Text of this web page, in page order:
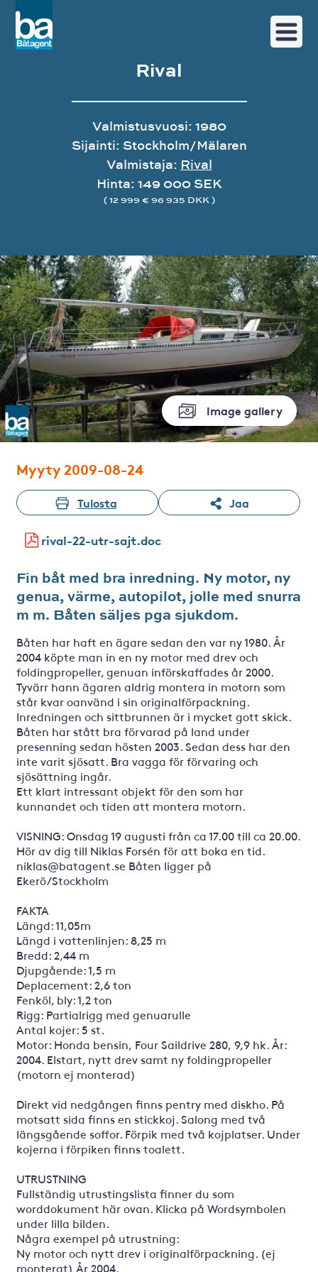
Image gallery
Rival
Valmistusvuosi: 1980
Sijainti: Stockholm/Mälaren
Valmistaja: Rival
Hinta: 149 000 SEK
( 12 999 € 96 935 DKK )
Myyty 2009-08-24
Tulosta Jaa
rival-22-utr-sajt.doc
Fin båt med bra inredning. Ny motor, ny
genua, värme, autopilot, jolle med snurra
m m. Båten säljes pga sjukdom.
Båten har haft en ägare sedan den var ny 1980. År
2004 köpte man in en ny motor med drev och
foldingpropeller, genuan införskaffades år 2000.
Tyvärr hann ägaren aldrig montera in motorn som
står kvar oanvänd i sin originalförpackning.
Inredningen och sittbrunnen är i mycket gott skick.
Båten har stått bra förvarad på land under
presenning sedan hösten 2003. Sedan dess har den
inte varit sjösatt. Bra vagga för förvaring och
sjösättning ingår.
Ett klart intressant objekt för den som har
kunnandet och tiden att montera motorn.
VISNING: Onsdag 19 augusti från ca 17.00 till ca 20.00.
Hör av dig till Niklas Forsén för att boka en tid.
niklas@batagent.se Båten ligger på
Ekerö/Stockholm
FAKTA
Längd: 11,05m
Längd i vattenlinjen: 8,25 m
Bredd: 2,44 m
Djupgående: 1,5 m
Deplacement: 2,6 ton
Fenköl, bly: 1,2 ton
Rigg: Partialrigg med genuarulle
Antal kojer: 5 st.
Motor: Honda bensin, Four Saildrive 280, 9,9 hk. År:
2004. Elstart, nytt drev samt ny foldingpropeller
(motorn ej monterad)
Direkt vid nedgången finns pentry med diskho. På
motsatt sida finns en stickkoj. Salong med två
längsgående soffor. Förpik med två kojplatser. Under
kojerna i förpiken finns toalett.
UTRUSTNING
Fullständig utrustingslista finner du som
worddokument här ovan. Klicka på Wordsymbolen
under lilla bilden.
Några exempel på utrustning:
Ny motor och nytt drev i originalförpackning. (ej
monterat) År 2004.